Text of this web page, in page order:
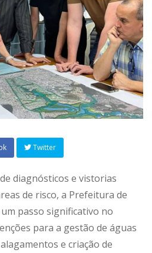
Twitter
diagnósticos e vistorias
de risco, a Prefeitura de
passo significativo no
para a gestão de águas
e criação de